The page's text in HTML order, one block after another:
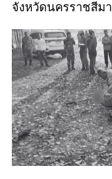
จังหวัดนครราชสีมา